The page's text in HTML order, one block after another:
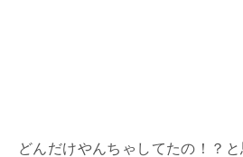
どんだけやんちゃしてたの！？と